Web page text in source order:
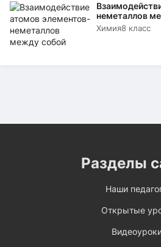
неметаллов
Химия8 класс
Разделы
Наши
Открытые